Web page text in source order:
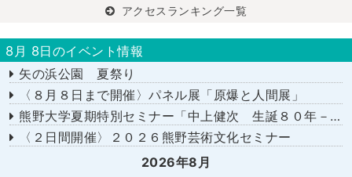
アクセスランキング一覧
8月 8日のイベント情報
矢の浜公園 夏祭り
〈８月８日まで開催〉パネル展「原爆と人間展」
熊野大学夏期特別セミナー「中上健次 生誕８０年－時代へのまなざし－」
〈２日間開催〉２０２６熊野芸術文化セミナー
2026年8月